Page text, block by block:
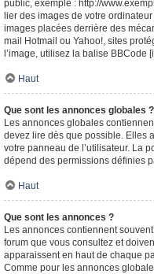
public, exemple : http://
lier des images de votre
images placées derrière des
mail Hotmail ou Yahoo!, sites
l’image, utilisez la balise BBCode
Haut
Que sont les annonces globales ?
Les annonces globales
devez lire dès que possible. Elles
votre panneau de l’utilisateur. La
dépend des permissions définies
Haut
Que sont les annonces ?
Les annonces contiennent
forum que vous consultez et
apparaissent en haut de chaque
Comme pour les annonces